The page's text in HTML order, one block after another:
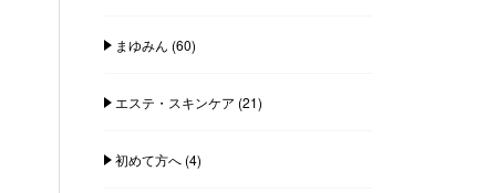
まゆみん (60)
エステ・スキンケア (21)
初めて方へ(4)